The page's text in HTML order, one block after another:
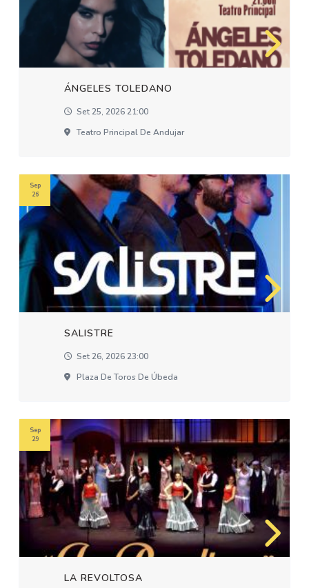
ÁNGELES TOLEDANO
Set 25, 2026 21:00
Teatro Principal De Andujar
SALISTRE
Set 26, 2026 23:00
Plaza De Toros De Úbeda
Sep
26
LA REVOLTOSA
Sep
29